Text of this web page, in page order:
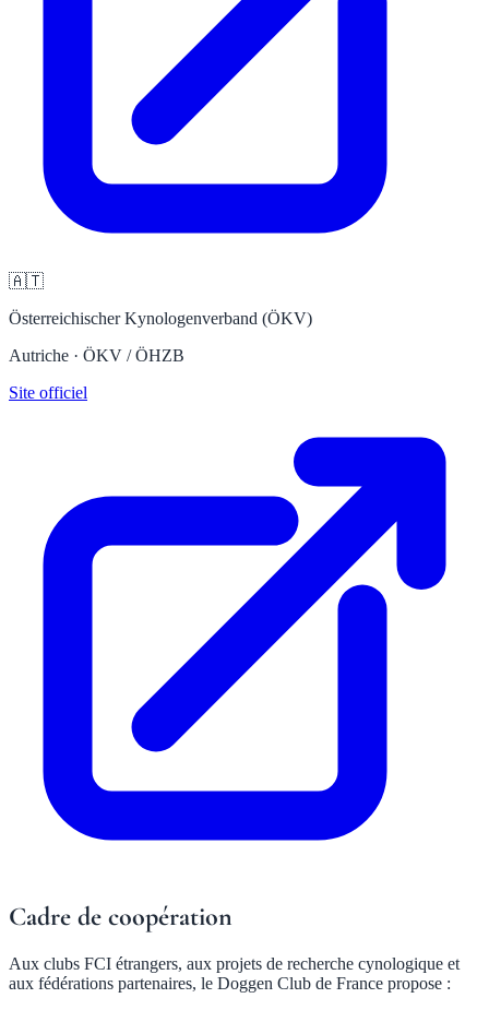
🇦🇹
Österreichischer Kynologenverband (ÖKV)
Autriche · ÖKV / ÖHZB
Site officiel
Cadre de coopération
Aux clubs FCI étrangers, aux projets de recherche cynologique et
aux fédérations partenaires, le Doggen Club de France propose :